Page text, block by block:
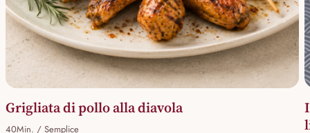
Grigliata di pollo alla diavola
40Min. / Semplice